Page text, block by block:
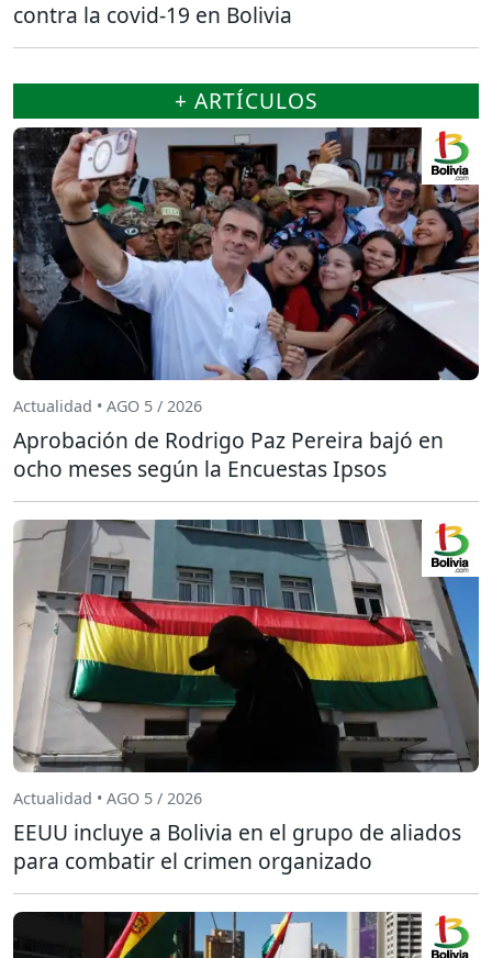
contra la covid-19 en Bolivia
+ ARTÍCULOS
Actualidad • AGO 5 / 2026
Aprobación de Rodrigo Paz Pereira bajó en
ocho meses según la Encuestas Ipsos
Actualidad • AGO 5 / 2026
EEUU incluye a Bolivia en el grupo de aliados
para combatir el crimen organizado